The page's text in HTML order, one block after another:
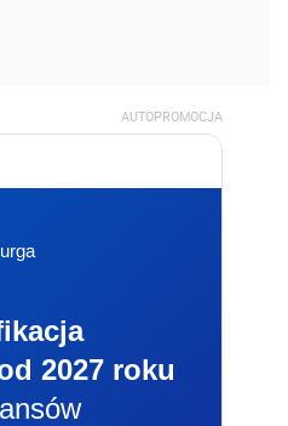
AUTOPROMOCJA
2027 roku